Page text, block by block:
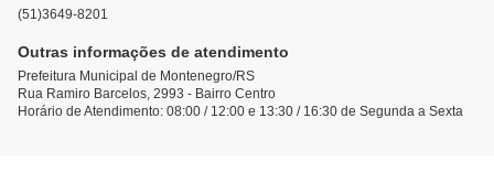
(51)3649-8201
Outras informações de atendimento
Prefeitura Municipal de Montenegro/RS
Rua Ramiro Barcelos, 2993 - Bairro Centro
Horário de Atendimento: 08:00 / 12:00 e 13:30 / 16:30 de Segunda a Sexta